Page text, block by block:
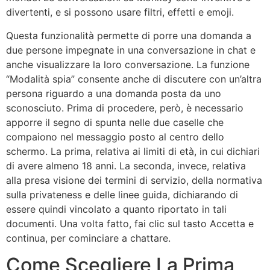
divertenti, e si possono usare filtri, effetti e emoji.
Questa funzionalità permette di porre una domanda a
due persone impegnate in una conversazione in chat e
anche visualizzare la loro conversazione. La funzione
“Modalità spia” consente anche di discutere con un’altra
persona riguardo a una domanda posta da uno
sconosciuto. Prima di procedere, però, è necessario
apporre il segno di spunta nelle due caselle che
compaiono nel messaggio posto al centro dello
schermo. La prima, relativa ai limiti di età, in cui dichiari
di avere almeno 18 anni. La seconda, invece, relativa
alla presa visione dei termini di servizio, della normativa
sulla privateness e delle linee guida, dichiarando di
essere quindi vincolato a quanto riportato in tali
documenti. Una volta fatto, fai clic sul tasto Accetta e
continua, per cominciare a chattare.
Come Scegliere La Prima